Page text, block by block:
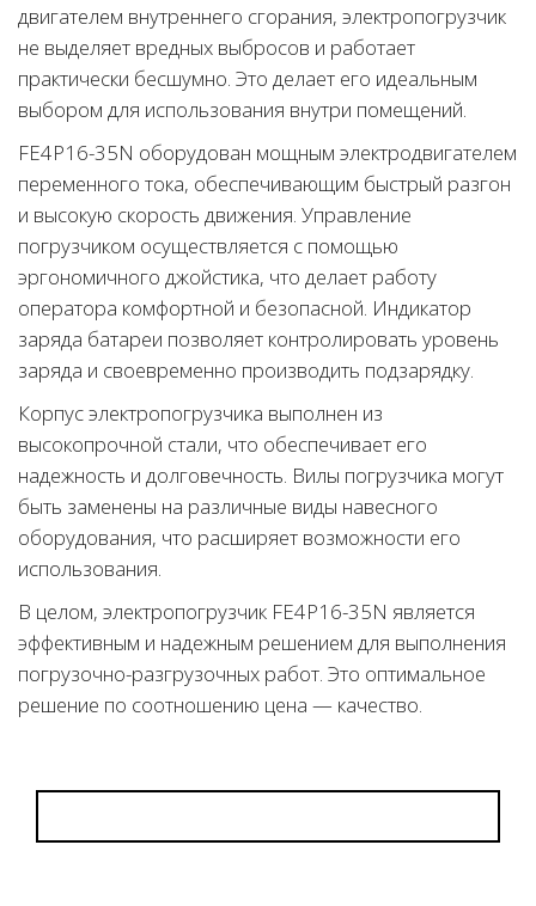
двигателем внутреннего сгорания, электропогрузчик
не выделяет вредных выбросов и работает
практически бесшумно. Это делает его идеальным
выбором для использования внутри помещений.
FE4P16-35N оборудован мощным электродвигателем
переменного тока, обеспечивающим быстрый разгон
и высокую скорость движения. Управление
погрузчиком осуществляется с помощью
эргономичного джойстика, что делает работу
оператора комфортной и безопасной. Индикатор
заряда батареи позволяет контролировать уровень
заряда и своевременно производить подзарядку.
Корпус электропогрузчика выполнен из
высокопрочной стали, что обеспечивает его
надежность и долговечность. Вилы погрузчика могут
быть заменены на различные виды навесного
оборудования, что расширяет возможности его
использования.
В целом, электропогрузчик FE4P16-35N является
эффективным и надежным решением для выполнения
погрузочно-разгрузочных работ. Это оптимальное
решение по соотношению цена — качество.